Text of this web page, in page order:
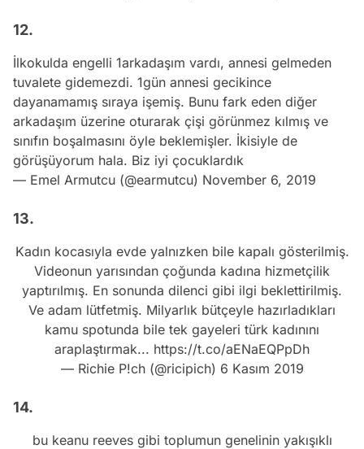
12.
İlkokulda engelli 1arkadaşım vardı, annesi gelmeden
tuvalete gidemezdi. 1gün annesi gecikince
dayanamamış sıraya işemiş. Bunu fark eden diğer
arkadaşım üzerine oturarak çişi görünmez kılmış ve
sınıfın boşalmasını öyle beklemişler. İkisiyle de
görüşüyorum hala. Biz iyi çocuklardık
— Emel Armutcu (@earmutcu) November 6, 2019
13.
Kadın kocasıyla evde yalnızken bile kapalı gösterilmiş.
Videonun yarısından çoğunda kadına hizmetçilik
yaptırılmış. En sonunda dilenci gibi ilgi beklettirilmiş.
Ve adam lütfetmiş. Milyarlık bütçeyle hazırladıkları
kamu spotunda bile tek gayeleri türk kadınını
araplaştırmak... https://t.co/aENaEQPpDh
— Richie P!ch (@ricipich) 6 Kasım 2019
14.
bu keanu reeves gibi toplumun genelinin yakışıklı